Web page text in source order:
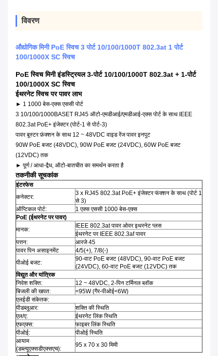
विवरण
औद्योगिक मिनी PoE स्विच 3 पोर्ट 10/100/1000T 802.3at 1 पोर्ट
100/1000X SC स्विच
PoE स्विच मिनी इंडस्ट्रियल 3-पोर्ट 10/100/1000T 802.3at + 1-पोर्ट
100/1000X SC स्विच
ईथरनेट स्विच पर पावर लाभ
► 1 1000 बेस-एक्स एससी पोर्ट
3 10/100/1000BASET RJ45 ऑटो-एमडीआई/एमडीआई-एक्स पोर्ट के साथ IEEE
802.3at PoE+ इंजेक्टर (पोर्ट-1 से पोर्ट-3)
पावर बूस्टर फ़ंक्शन के साथ 12 ~ 48VDC वाइड रेंज पावर इनपुट
90W PoE बजट (48VDC), 90W PoE बजट (24VDC), 60W PoE बजट
(12VDC) तक
► पूर्ण / आधा-द्वैध, ऑटो-बातचीत का समर्थन करता है
तकनीकी सूचकांक
इंटरफेस
कनेक्टर:
3 x RJ45 802.3at PoE+ इंजेक्टर फंक्शन के साथ (पोर्ट 1
से 3)
ऑप्टिकल पोर्ट:
1 एक्स एससी 1000 बेस-एक्स
PoE (ईथरनेट पर पावर)
मानक:
IEEE 802.3at पावर ओवर इथरनेट प्लस
ईथरनेट पर IEEE 802.3af पावर
पत्तन:
आरजे 45
पावर पिन असाइनमेंट
4/5(+), 7/8(-)
पीओई बजट:
90-वाट PoE बजट (48VDC), 90-वाट PoE बजट
(24VDC), 60-वाट PoE बजट (12VDC) तक
विद्युत और यांत्रिक
निवेश शक्ति:
12 ~ 48VDC, 2-पिन टर्मिनल ब्लॉक
बिजली की खपत:
<95W (गैर-पीओई<6W)
एलईडी संकेतक:
पीडब्लूआर:
शक्ति की स्थिति
एल/ए:
ईथरनेट लिंक स्थिति
एफएक्स:
फाइबर लिंक स्थिति
पीओई:
पीओई स्थिति
आयाम
(डब्ल्यूएक्सडीएक्सएच):
95 x 70 x 30 मिमी